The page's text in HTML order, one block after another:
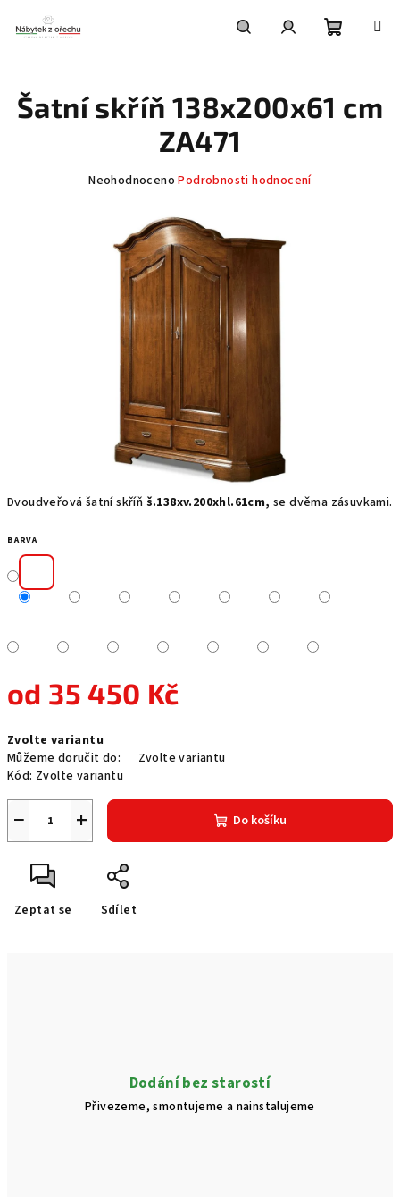
obsah
košík
Dvoudveřová šatní skříň š.138xv.200xhl.61cm,se dvěma zásuvkami.
BARVA
od 35 450 Kč
cena:
Zvolte variantu
Můžeme doručit do:
Zvolte variantu
Kód: Zvolte variantu
+
− Do košíku
Zeptat se Sdílet
Šatní skříň 138x200x61 cm
ZA471
Průměrné
hvězdiček.
Neohodnoceno Podrobnosti hodnocení
Dodání bez starostí
Přivezeme, smontujeme a nainstalujeme